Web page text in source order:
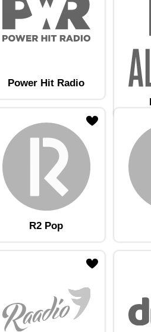
Power Hit Radio
R2 Pop
lemmikute hulka
lemmikute hulka